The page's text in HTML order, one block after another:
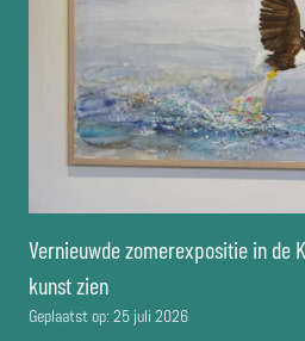
Vernieuwde zomerexpositie in de
kunst zien
Geplaatst op: 25 juli 2026